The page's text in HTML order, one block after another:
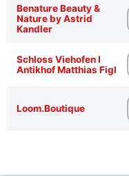
Benature Beauty &
Nature by Astrid
Kandler
Schloss Viehofen I
Antikhof Matthias Figl
Loom.Boutique